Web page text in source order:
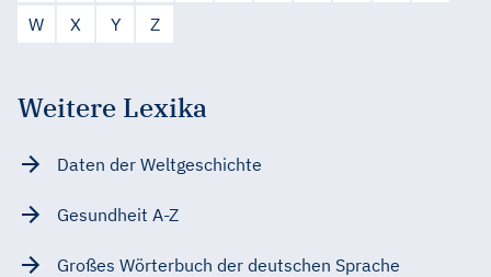
W
X Y Z
Weitere Lexika
Daten der Weltgeschichte
Gesundheit A-Z
Großes Wörterbuch der deutschen Sprache